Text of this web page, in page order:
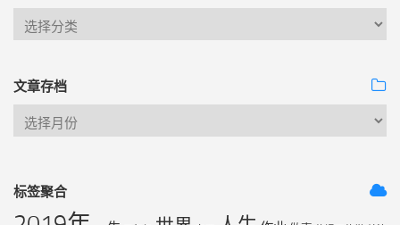
文章存档
标签聚合